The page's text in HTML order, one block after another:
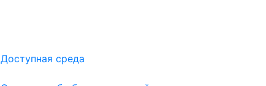
Доступная среда